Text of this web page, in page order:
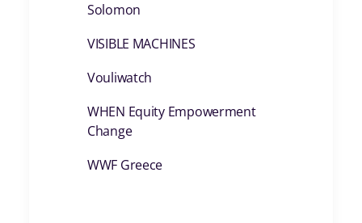
Solomon
VISIBLE MACHINES
Vouliwatch
WHEN Equity Empowerment
Change
WWF Greece